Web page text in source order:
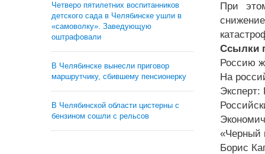
Четверо пятилетних воспитанников
детского сада в Челябинске ушли в
«самоволку». Заведующую
оштрафовали
В Челябинске вынесли приговор
маршрутчику, сбившему пенсионерку
В Челябинской области цистерны с
бензином сошли с рельсов
При
Ссылки
Россию
На
Эксперт:
«Черный
Борис